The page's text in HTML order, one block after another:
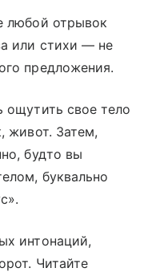
любой отрывок
или стихи — не
предложения.
ощутить свое тело
живот. Затем,
будто вы
буквально
интонаций,
Читайте